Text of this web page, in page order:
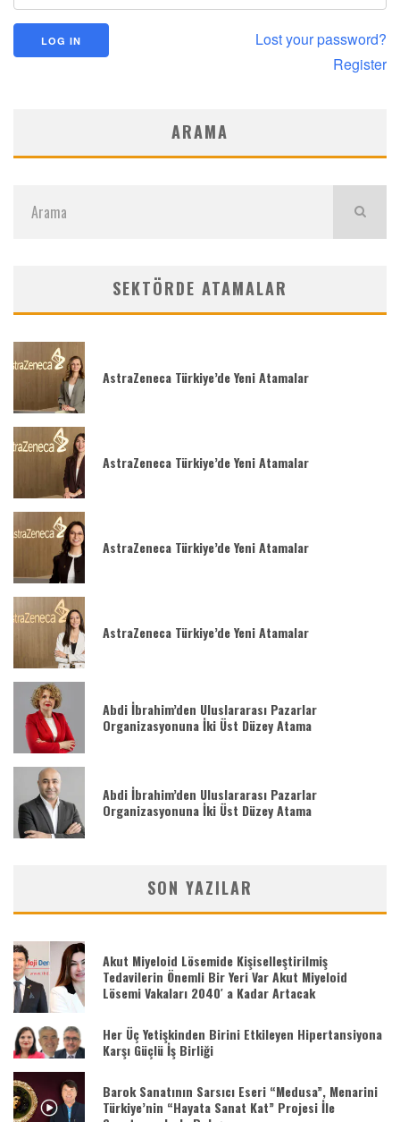
Lost your password?
Register
ARAMA
SEKTÖRDE ATAMALAR
AstraZeneca Türkiye’de Yeni Atamalar
AstraZeneca Türkiye’de Yeni Atamalar
AstraZeneca Türkiye’de Yeni Atamalar
AstraZeneca Türkiye’de Yeni Atamalar
Abdi İbrahim’den Uluslararası Pazarlar
Organizasyonuna İki Üst Düzey Atama
Abdi İbrahim’den Uluslararası Pazarlar
Organizasyonuna İki Üst Düzey Atama
SON YAZILAR
Akut Miyeloid Lösemide Kişiselleştirilmiş
Tedavilerin Önemli Bir Yeri Var Akut Miyeloid
Lösemi Vakaları 2040′ a Kadar Artacak
Her Üç Yetişkinden Birini Etkileyen Hipertansiyona
Karşı Güçlü İş Birliği
Barok Sanatının Sarsıcı Eseri “Medusa”, Menarini
Türkiye’nin “Hayata Sanat Kat” Projesi İle